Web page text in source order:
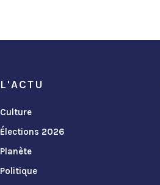
L'ACTU
Culture
Élections 2026
Planète
Politique